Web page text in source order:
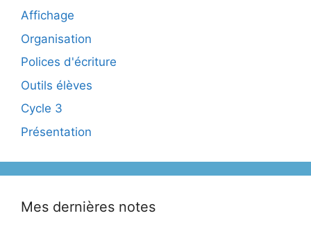
Affichage
Organisation
Polices d'écriture
Outils élèves
Cycle 3
Présentation
Mes dernières notes